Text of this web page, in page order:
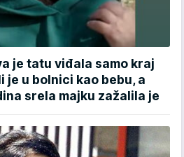
je tatu viđala samo kraj
u bolnici kao bebu, a
srela majku zažalila je